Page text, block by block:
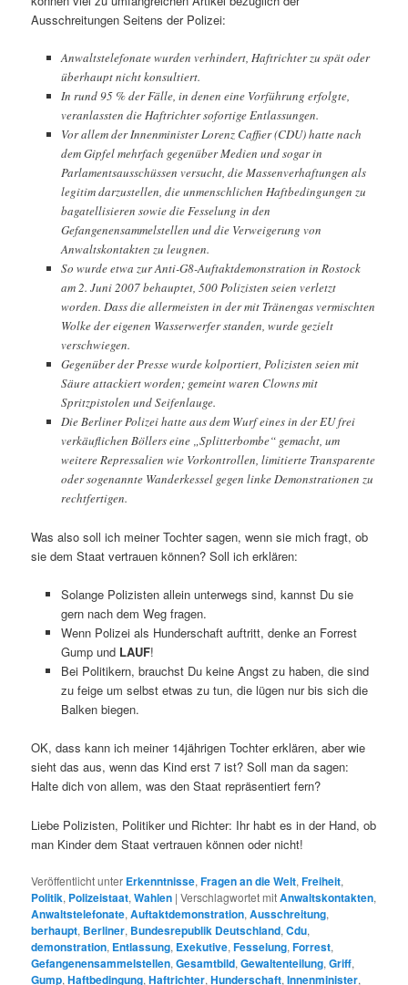
Ausschreitungen Seitens der Polizei:
Anwaltstelefonate wurden verhindert, Haftrichter zu spät oder
überhaupt nicht konsultiert.
In rund 95 % der Fälle, in denen eine Vorführung erfolgte,
veranlassten die Haftrichter sofortige Entlassungen.
Vor allem der Innenminister Lorenz Caffier (CDU) hatte nach
dem Gipfel mehrfach gegenüber Medien und sogar in
Parlamentsausschüssen versucht, die Massenverhaftungen als
legitim darzustellen, die unmenschlichen Haftbedingungen zu
bagatellisieren sowie die Fesselung in den
Gefangenensammelstellen und die Verweigerung von
Anwaltskontakten zu leugnen.
So wurde etwa zur Anti-G8-Auftaktdemonstration in Rostock
am 2. Juni 2007 behauptet, 500 Polizisten seien verletzt
worden. Dass die allermeisten in der mit Tränengas vermischten
Wolke der eigenen Wasserwerfer standen, wurde gezielt
verschwiegen.
Gegenüber der Presse wurde kolportiert, Polizisten seien mit
Säure attackiert worden; gemeint waren Clowns mit
Spritzpistolen und Seifenlauge.
Die Berliner Polizei hatte aus dem Wurf eines in der EU frei
verkäuflichen Böllers eine „Splitterbombe“ gemacht, um
weitere Repressalien wie Vorkontrollen, limitierte Transparente
oder sogenannte Wanderkessel gegen linke Demonstrationen zu
rechtfertigen.
Was also soll ich meiner Tochter sagen, wenn sie mich fragt, ob
sie dem Staat vertrauen können? Soll ich erklären:
Solange Polizisten allein unterwegs sind, kannst Du sie
gern nach dem Weg fragen.
Wenn Polizei als Hunderschaft auftritt, denke an Forrest
Gump und LAUF!
Bei Politikern, brauchst Du keine Angst zu haben, die sind
zu feige um selbst etwas zu tun, die lügen nur bis sich die
Balken biegen.
OK, dass kann ich meiner 14jährigen Tochter erklären, aber wie
sieht das aus, wenn das Kind erst 7 ist? Soll man da sagen:
Halte dich von allem, was den Staat repräsentiert fern?
Liebe Polizisten, Politiker und Richter: Ihr habt es in der Hand, ob
man Kinder dem Staat vertrauen können oder nicht!
Veröffentlicht unter Erkenntnisse,Fragen an die Welt,Freiheit,
Politik, Polizeistaat,Wahlen |Verschlagwortet mitAnwaltskontakten,
Anwaltstelefonate,Auftaktdemonstration,Ausschreitung,
berhaupt, Berliner, Bundesrepublik Deutschland,Cdu,
demonstration, Entlassung, Exekutive,Fesselung,Forrest,
Gefangenensammelstellen,Gesamtbild,Gewaltenteilung,Griff,
Gump,Haftbedingung,Haftrichter,Hunderschaft,Innenminister,